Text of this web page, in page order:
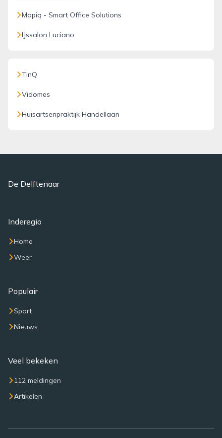
Mapiq - Smart Office Solutions
IJssalon Luciano
TinQ
Vidomes
Huisartsenpraktijk Handellaan
De Delftenaar
Inderegio
Home
Weer
Populair
Sport
Nieuws
Veel bekeken
112 meldingen
Artikelen